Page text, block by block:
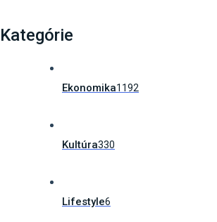
Kategórie
Ekonomika1192
Kultúra330
Lifestyle6